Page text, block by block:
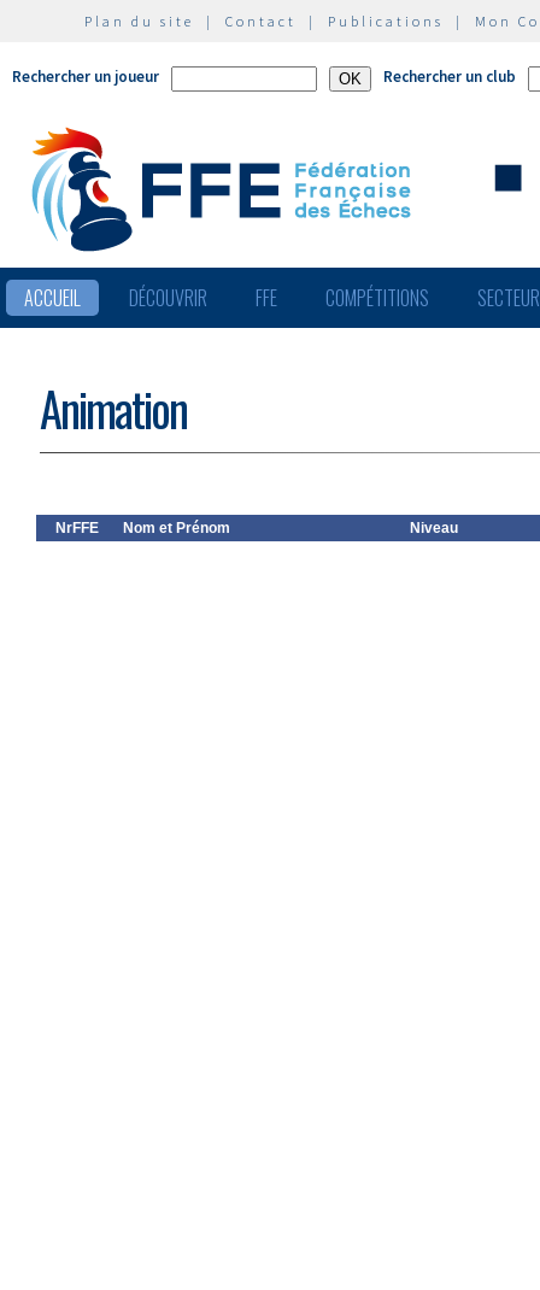
Plan du site | Contact | Publications | Mon
Rechercher un joueur Rechercher un club
ACCUEIL DÉCOUVRIR FFE COMPÉTITIONS
Animation
NrFFE Nom et Prénom Niveau